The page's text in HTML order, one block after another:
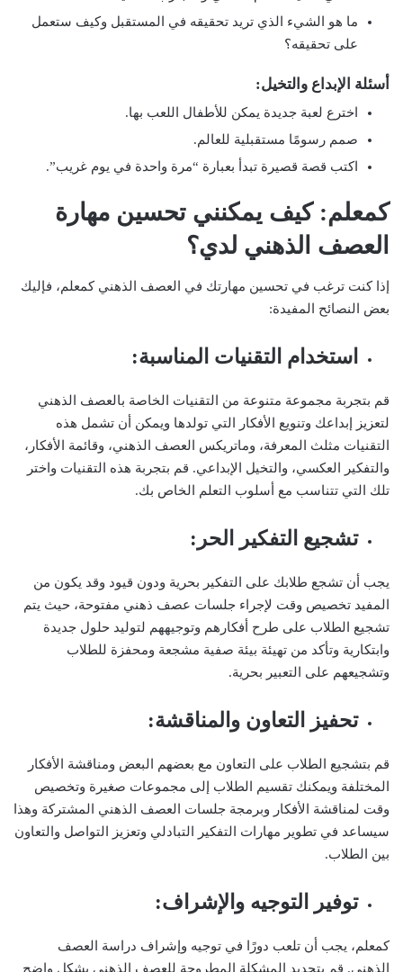
ما هو الشيء الذي تريد تحقيقه في المستقبل وكيف ستعمل
على تحقيقه؟
أسئلة الإبداع والتخيل:
اخترع لعبة جديدة يمكن للأطفال اللعب بها.
صمم رسومًا مستقبلية للعالم.
اكتب قصة قصيرة تبدأ بعبارة “مرة واحدة في يوم غريب”.
كمعلم: كيف يمكنني تحسين مهارة
العصف الذهني لدي؟
إذا كنت ترغب في تحسين مهارتك في العصف الذهني كمعلم، فإليك
بعض النصائح المفيدة:
استخدام التقنيات المناسبة:
قم بتجربة مجموعة متنوعة من التقنيات الخاصة بالعصف الذهني
لتعزيز إبداعك وتنويع الأفكار التي تولدها ويمكن أن تشمل هذه
التقنيات مثلث المعرفة، وماتريكس العصف الذهني، وقائمة الأفكار،
والتفكير العكسي، والتخيل الإبداعي. قم بتجربة هذه التقنيات واختر
تلك التي تتناسب مع أسلوب التعلم الخاص بك.
تشجيع التفكير الحر:
يجب أن تشجع طلابك على التفكير بحرية ودون قيود وقد يكون من
المفيد تخصيص وقت لإجراء جلسات عصف ذهني مفتوحة، حيث يتم
تشجيع الطلاب على طرح أفكارهم وتوجيههم لتوليد حلول جديدة
وابتكارية وتأكد من تهيئة بيئة صفية مشجعة ومحفزة للطلاب
وتشجيعهم على التعبير بحرية.
تحفيز التعاون والمناقشة:
قم بتشجيع الطلاب على التعاون مع بعضهم البعض ومناقشة الأفكار
المختلفة ويمكنك تقسيم الطلاب إلى مجموعات صغيرة وتخصيص
وقت لمناقشة الأفكار وبرمجة جلسات العصف الذهني المشتركة وهذا
سيساعد في تطوير مهارات التفكير التبادلي وتعزيز التواصل والتعاون
بين الطلاب.
توفير التوجيه والإشراف:
كمعلم، يجب أن تلعب دورًا في توجيه وإشراف دراسة العصف
الذهني. قم بتحديد المشكلة المطروحة للعصف الذهني بشكل واضح